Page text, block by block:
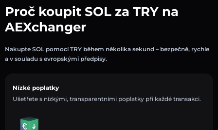
Proč koupit SOL za TRY na
AEXchanger
Nakupte SOL pomocí TRY během několika sekund – bezpečně, rychle
a v souladu s evropskými předpisy.
Nízké poplatky
Ušetřete s nízkými, transparentními poplatky při každé transakci.